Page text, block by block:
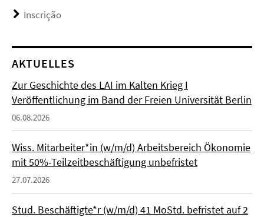
Inscrição
AKTUELLES
Zur Geschichte des LAI im Kalten Krieg I
Veröffentlichung im Band der Freien Universität Berlin
06.08.2026
Wiss. Mitarbeiter*in (w/m/d) Arbeitsbereich Ökonomie
mit 50%-Teilzeitbeschäftigung unbefristet
27.07.2026
Stud. Beschäftigte*r (w/m/d) 41 MoStd. befristet auf 2